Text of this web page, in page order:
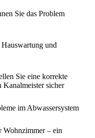
Sie das Problem
und
Sie eine korrekte
sicher
im Abwassersystem
– ein